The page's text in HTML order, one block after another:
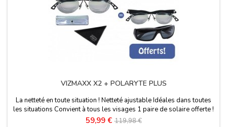
VIZMAXX X2 + POLARYTE PLUS
La netteté en toute situation ! Netteté ajustable Idéales dans toutes
les situations Convient à tous les visages 1 paire de solaire offerte !
Prix
59,99 € Prix
119,98 €